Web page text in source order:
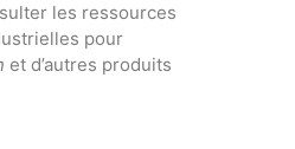
les ressources
pour
et d’autres produits